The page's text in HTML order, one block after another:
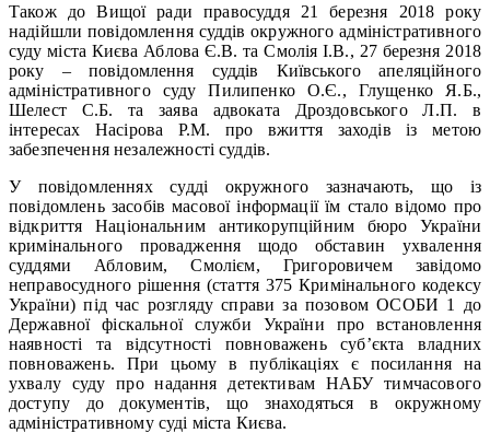
Також до Вищої ради правосуддя 21 березня 2018 року
надійшли повідомлення суддів окружного адміністративного
суду міста Києва Аблова Є.В. та Смолія І.В., 27 березня 2018
року – повідомлення суддів Київського апеляційного
адміністративного суду Пилипенко О.Є., Глущенко Я.Б.,
Шелест С.Б. та заява адвоката Дроздовського Л.П. в
інтересах Насірова Р.М. про вжиття заходів із метою
забезпечення незалежності суддів.
У повідомленнях судді окружного зазначають, що із
повідомлень засобів масової інформації їм стало відомо про
відкриття Національним антикорупційним бюро України
кримінального провадження щодо обставин ухвалення
суддями Абловим, Смолієм, Григоровичем завідомо
неправосудного рішення (стаття 375 Кримінального кодексу
України) під час розгляду справи за позовом ОСОБИ 1 до
Державної фіскальної служби України про встановлення
наявності та відсутності повноважень суб’єкта владних
повноважень. При цьому в публікаціях є посилання на
ухвалу суду про надання детективам НАБУ тимчасового
доступу до документів, що знаходяться в окружному
адміністративному суді міста Києва.